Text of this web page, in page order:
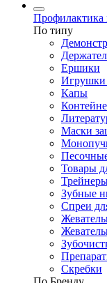
Профилактика
По типу
Ершики
Игрушки
Капы
Маски
Товары
Зубные
Спреи
Скребки